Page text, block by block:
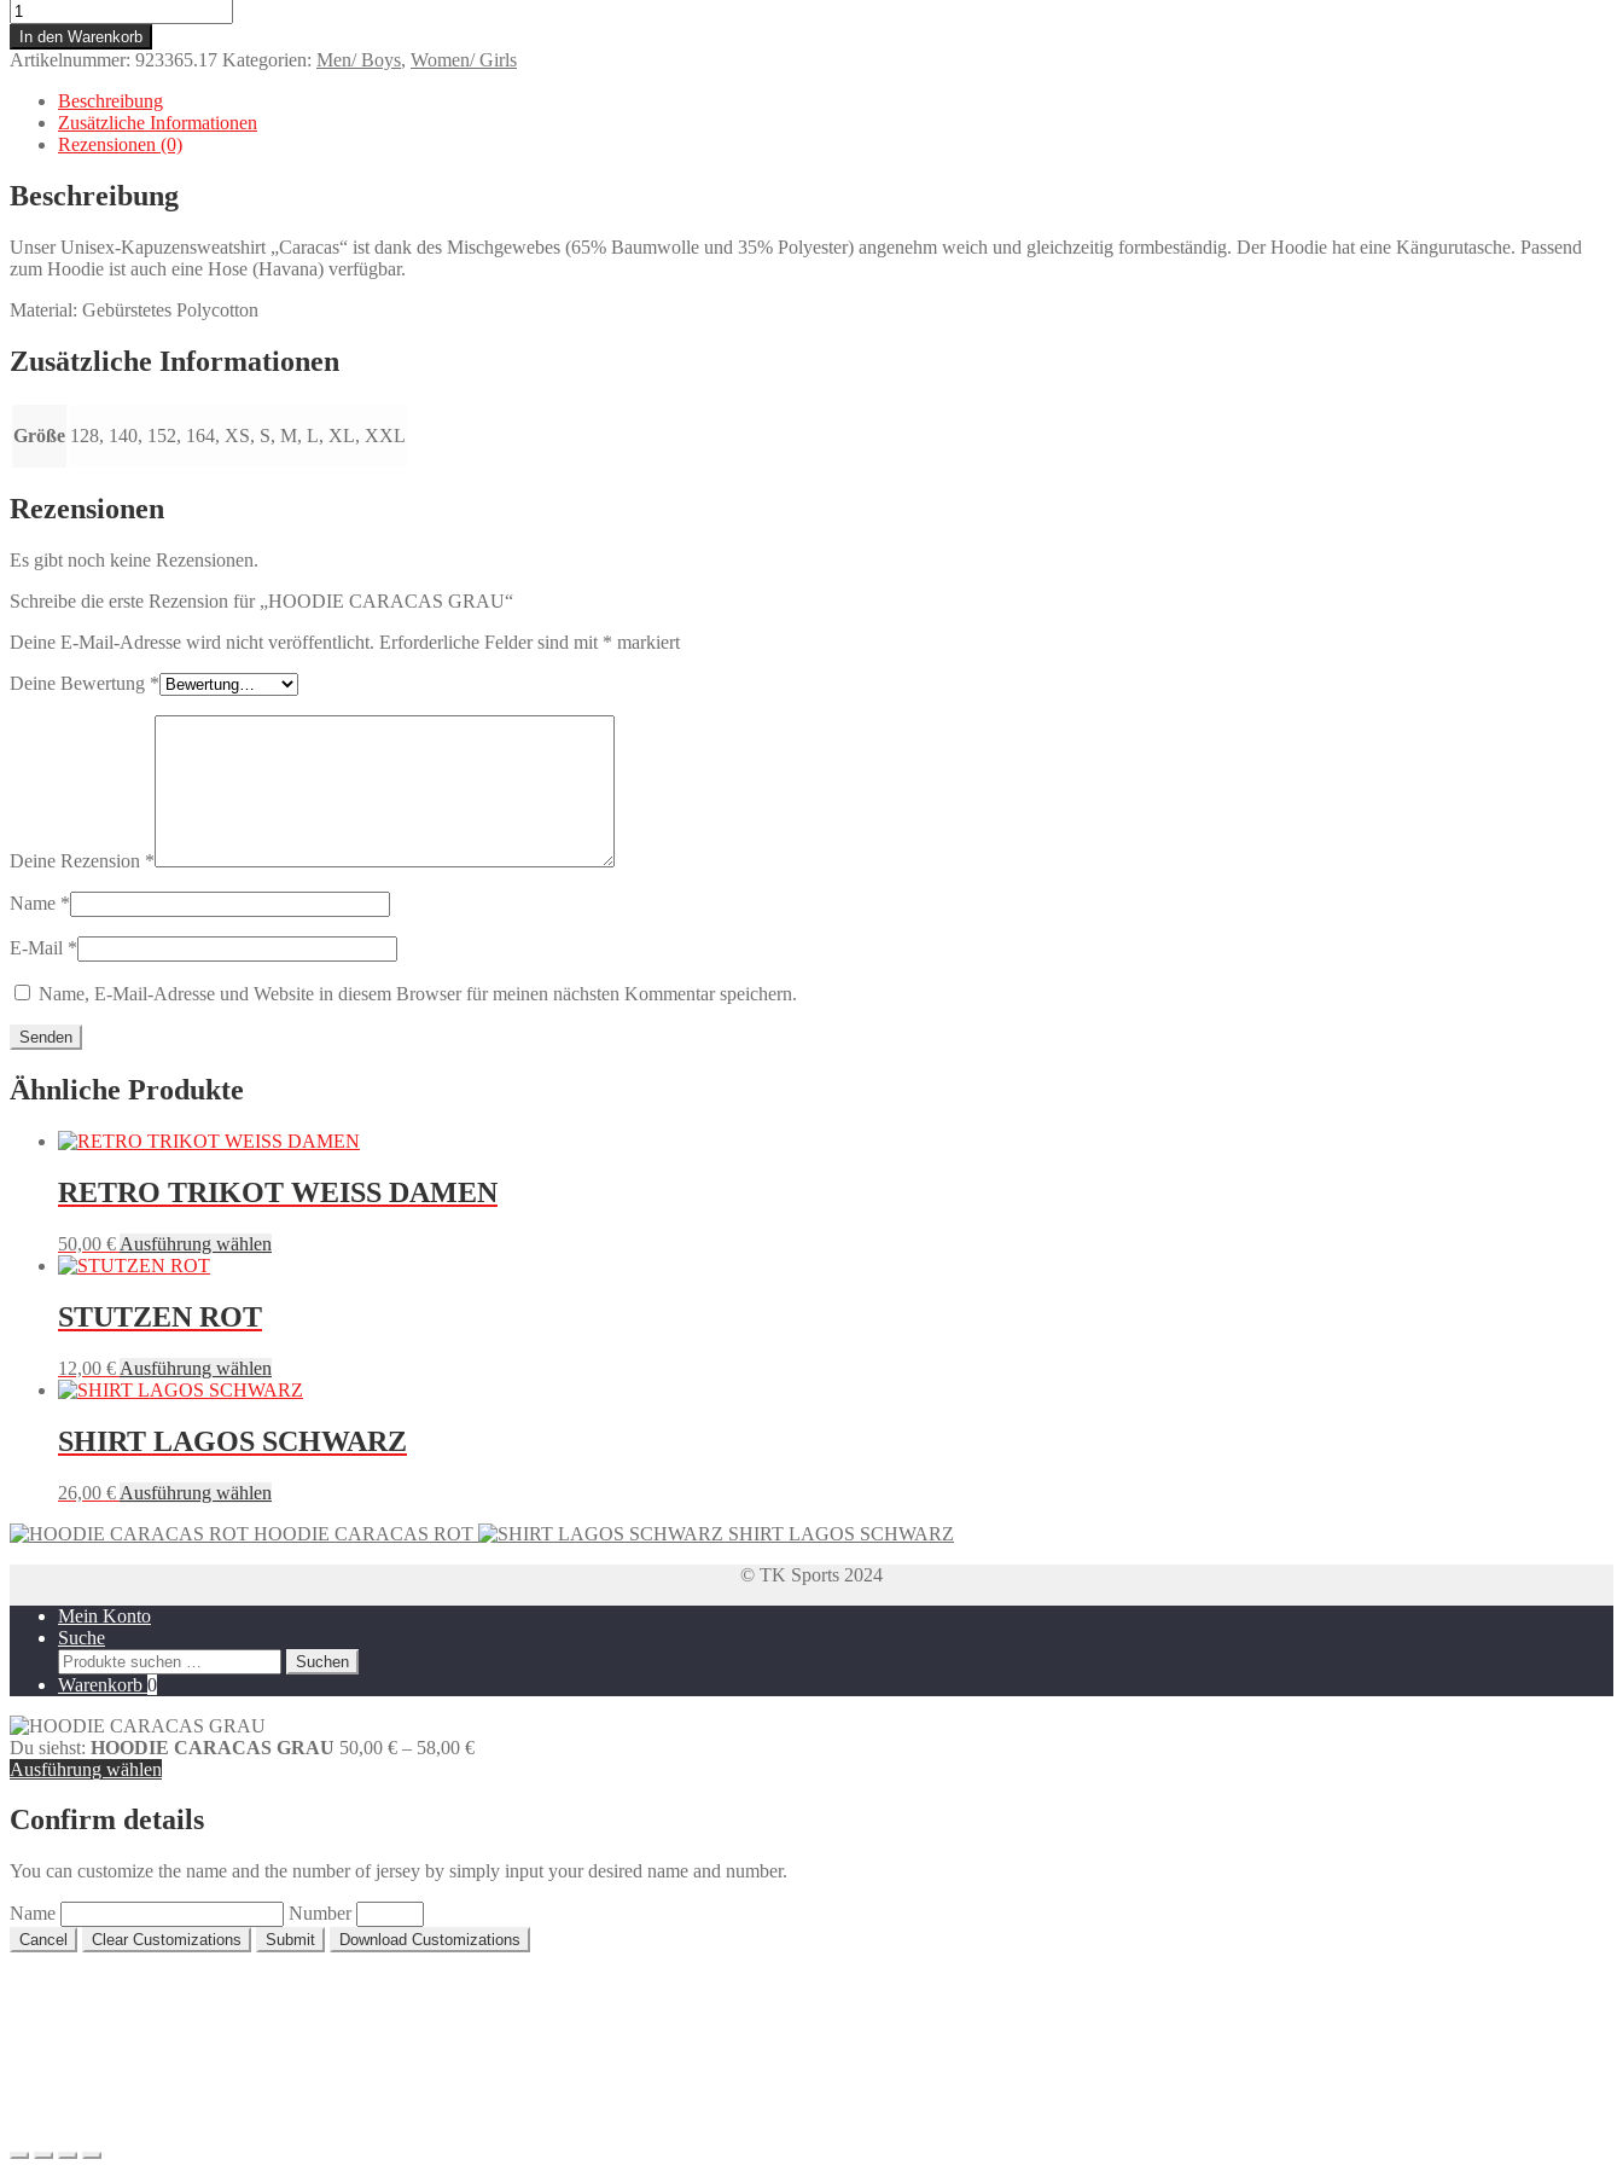
HOODIE
CARACAS
GRAU
Menge
In den Warenkorb
Artikelnummer: 923365.17 Kategorien: Men/ Boys, Women/ Girls
Beschreibung
Zusätzliche Informationen
Rezensionen (0)
Beschreibung
Unser Unisex-Kapuzensweatshirt „Caracas“ ist dank des Mischgewebes (65% Baumwolle und 35% Polyester) angenehm weich und gleichzeitig formbeständig. Der Hoodie hat eine Kängurutasche. Passend
zum Hoodie ist auch eine Hose (Havana) verfügbar.
Material: Gebürstetes Polycotton
Zusätzliche Informationen
Größe 128, 140, 152, 164, XS, S, M, L, XL, XXL
Rezensionen
Es gibt noch keine Rezensionen.
Schreibe die erste Rezension für „HOODIE CARACAS GRAU“
Deine E-Mail-Adresse wird nicht veröffentlicht. Erforderliche Felder sind mit * markiert
Deine Bewertung *
Deine Rezension *
Name *
E-Mail *
Name, E-Mail-Adresse und Website in diesem Browser für meinen nächsten Kommentar speichern.
Ähnliche Produkte
RETRO TRIKOT WEISS DAMEN
50,00 € Ausführung wählen
Die
Optionen
auf
der
gewählt
werden
STUTZEN ROT
12,00 € Ausführung wählen
Produkt
mehrere
Varianten
Die
können
Produktseite
werden
SHIRT LAGOS SCHWARZ
26,00 € Ausführung wählen
weist
können
gewählt
HOODIE CARACAS ROT
SHIRT LAGOS SCHWARZ
© TK Sports 2024
Mein Konto
Suche
Suchen
nach:
Suchen
Warenkorb 0
Du siehst: HOODIE CARACAS GRAU 50,00 € – 58,00 €Preisspanne:
Ausführung wählen
Confirm details
You can customize the name and the number of jersey by simply input your desired name and number.
Name Number
Cancel Clear Customizations Submit Download Customizations